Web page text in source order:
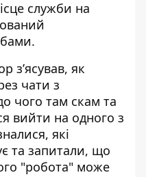
служби на
з’ясував, як
чати з
чого там скам та
вийти на одного з
які
та запитали, що
"робота" може